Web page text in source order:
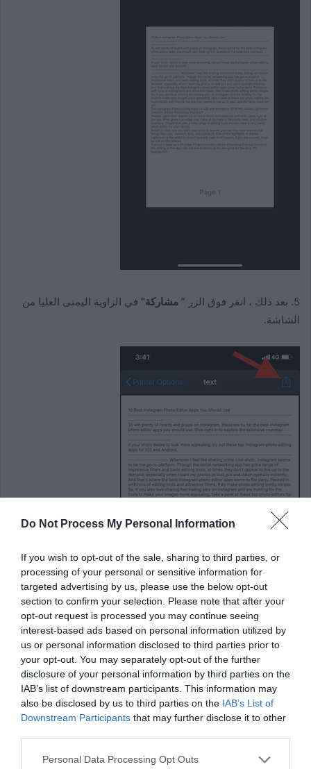
Do Not Process My Personal Information
If you wish to opt-out of the sale, sharing to third parties, or
processing of your personal or sensitive information for
targeted advertising by us, please use the below opt-out
section to confirm your selection. Please note that after your
opt-out request is processed you may continue seeing
interest-based ads based on personal information utilized by
us or personal information disclosed to third parties prior to
your opt-out. You may separately opt-out of the further
disclosure of your personal information by third parties on the
IAB’s list of downstream participants. This information may
also be disclosed by us to third parties on the IAB’s List of
Downstream Participants that may further disclose it to other
Personal Data Processing Opt Outs
5. بعد ذلك ، انقر فوق الزر ” مشاركة” في الزاوية اليمنى العليا من
الشاشة.
Save to Files